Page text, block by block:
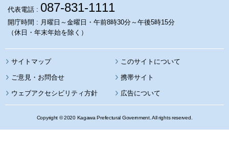
代表電話 : 087-831-1111
開庁時間 : 月曜日～金曜日・午前8時30分～午後5時15分
（休日・年末年始を除く）
サイトマップ このサイトについて
携帯サイト
ウェブアクセシビリティ方針 広告について
Copyright © 2020 Kagawa Prefectural Government. All rights reserved.